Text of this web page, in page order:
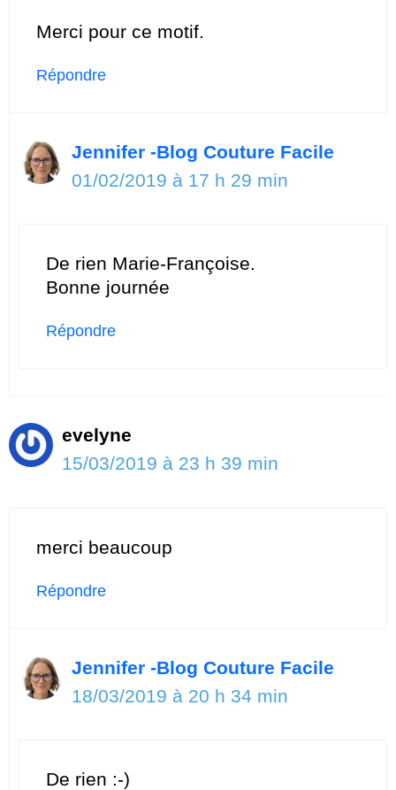
Merci pour ce motif.
Répondre
Jennifer -Blog Couture Facile
01/02/2019 à 17 h 29 min
De rien Marie-Françoise.
Bonne journée
Répondre
evelyne
15/03/2019 à 23 h 39 min
merci beaucoup
Répondre
Jennifer -Blog Couture Facile
18/03/2019 à 20 h 34 min
De rien :-)